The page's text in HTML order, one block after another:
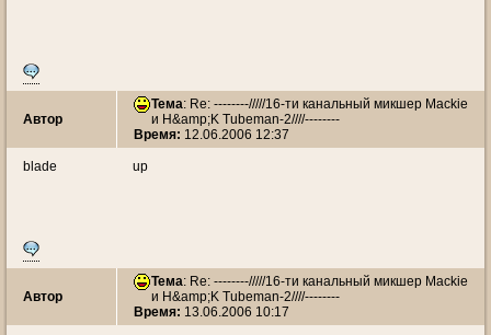
Автор
Тема: Re: --------/////16-ти канальный микшер Mackie
и H&amp;K Tubeman-2////--------
Время: 12.06.2006 12:37
blade up
Автор
Тема: Re: --------/////16-ти канальный микшер Mackie
и H&amp;K Tubeman-2////--------
Время: 13.06.2006 10:17